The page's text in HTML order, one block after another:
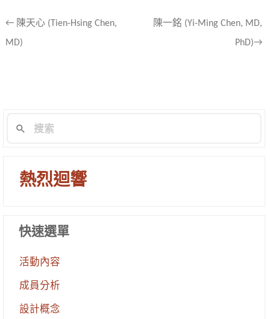
文
章
← 陳天心 (Tien-Hsing Chen,
MD)
陳一銘 (Yi-Ming Chen, MD,
PhD)→
熱烈迴響
快速選單
活動內容
成員分析
設計概念